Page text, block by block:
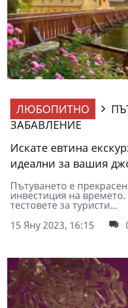
ЛЮБОПИТНО
ЗАБАВЛЕНИЕ
Искате евтина
идеални за вашия
Пътуването е
инвестиция на
тестовете за туристи...
15 Яну 2023, 16:15